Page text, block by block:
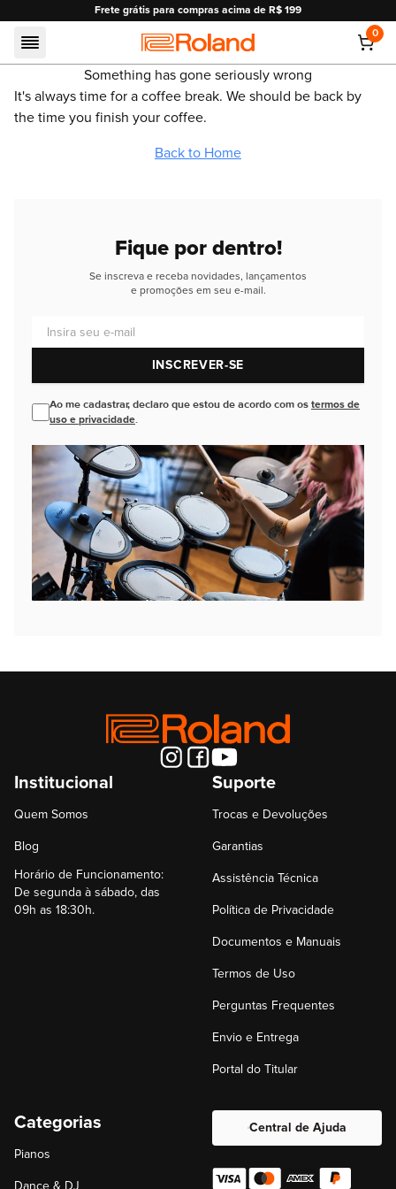
Frete grátis para compras acima de R$ 199
Roland
0
Something has gone seriously wrong
It's always time for a coffee break. We should be back by
the time you finish your coffee.
Back to Home
Fique por dentro!
Se inscreva e receba novidades, lançamentos
e promoções em seu e-mail.
INSCREVER-SE
Ao me cadastrar, declaro que estou de acordo com os termos de
uso e privacidade.
Institucional
Quem Somos
Blog
Horário de Funcionamento:
De segunda à sábado, das
09h as 18:30h.
Suporte
Trocas e Devoluções
Garantias
Assistência Técnica
Política de Privacidade
Documentos e Manuais
Termos de Uso
Perguntas Frequentes
Envio e Entrega
Portal do Titular
Categorias
Pianos
Central de Ajuda